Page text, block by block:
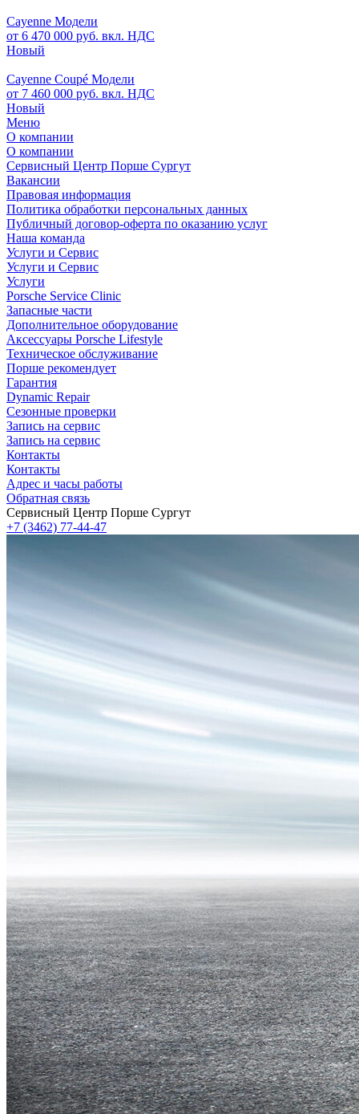
Cayenne Модели
от 6 470 000 руб. вкл. НДС
Новый
Cayenne Coupé Модели
от 7 460 000 руб. вкл. НДС
Новый
Меню
О компании
О компании
Сервисный Центр Порше Сургут
Вакансии
Правовая информация
Политика обработки персональных данных
Публичный договор-оферта по оказанию услуг
Наша команда
Услуги и Сервис
Услуги и Сервис
Услуги
Porsche Service Clinic
Запасные части
Дополнительное оборудование
Аксессуары Porsche Lifestyle
Техническое обслуживание
Порше рекомендует
Гарантия
Dynamic Repair
Сезонные проверки
Запись на сервис
Запись на сервис
Контакты
Контакты
Адрес и часы работы
Обратная связь
Сервисный Центр Порше Сургут
+7 (3462) 77-44-47